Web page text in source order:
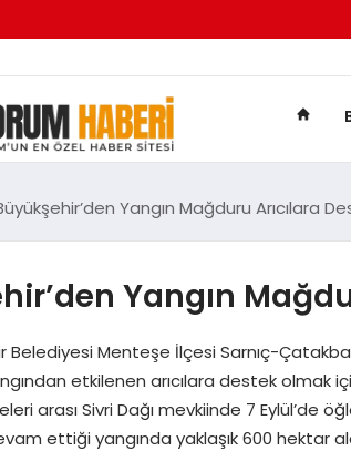
Yangın Mağduru Arıcılara
Yangın
Belediyesi Menteşe İlçesi Sarnıç-
etkilenen arıcılara destek
arası Sivri Dağı mevkiinde 7
ettiği yangında yaklaşık 600 hektar